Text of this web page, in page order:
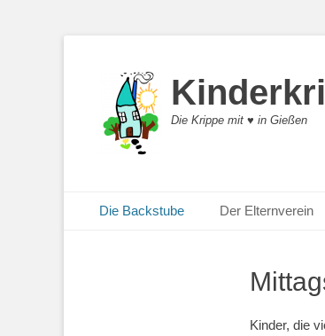
Die Krippe mit ♥︎ in Gießen
Primäres Menü
Inhalt
Die Backstube Der Elternverein
Kinder, die